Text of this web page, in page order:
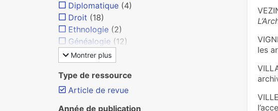
les
Diplomatique (4)
Droit (18)
Ethnologie (2)
Généalogie (12)
Montrer plus
Type de ressource
Article de revue
Année de publication